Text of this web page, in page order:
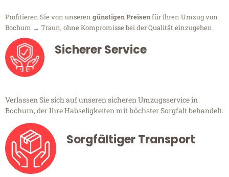
Profitieren Sie von unseren günstigen Preisenfür Ihren Umzug von
Bochum → Traun, ohne Kompromisse bei der Qualität einzugehen.
Sicherer Service
Verlassen Sie sich auf unseren sicheren Umzugsservice in
Bochum, der Ihre Habseligkeiten mit höchster Sorgfalt behandelt.
Sorgfältiger Transport